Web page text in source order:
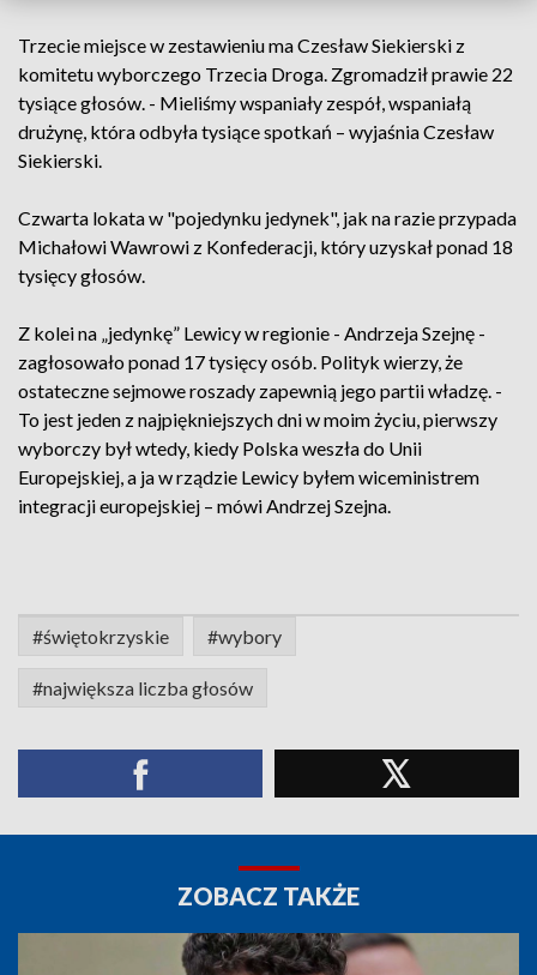
Trzecie miejsce w zestawieniu ma Czesław Siekierski z
komitetu wyborczego Trzecia Droga. Zgromadził prawie 22
tysiące głosów. - Mieliśmy wspaniały zespół, wspaniałą
drużynę, która odbyła tysiące spotkań – wyjaśnia Czesław
Siekierski.
Czwarta lokata w "pojedynku jedynek", jak na razie przypada
Michałowi Wawrowi z Konfederacji, który uzyskał ponad 18
tysięcy głosów.
Z kolei na „jedynkę” Lewicy w regionie - Andrzeja Szejnę -
zagłosowało ponad 17 tysięcy osób. Polityk wierzy, że
ostateczne sejmowe roszady zapewnią jego partii władzę. -
To jest jeden z najpiękniejszych dni w moim życiu, pierwszy
wyborczy był wtedy, kiedy Polska weszła do Unii
Europejskiej, a ja w rządzie Lewicy byłem wiceministrem
integracji europejskiej – mówi Andrzej Szejna.
#świętokrzyskie #wybory
#największa liczba głosów
ZOBACZ TAKŻE